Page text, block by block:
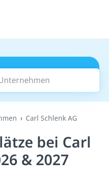
Suchen
Carl Schlenk AG
bei Carl
& 2027